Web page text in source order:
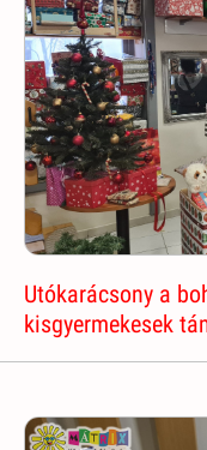
Utókarácsony a
kisgyermekesek